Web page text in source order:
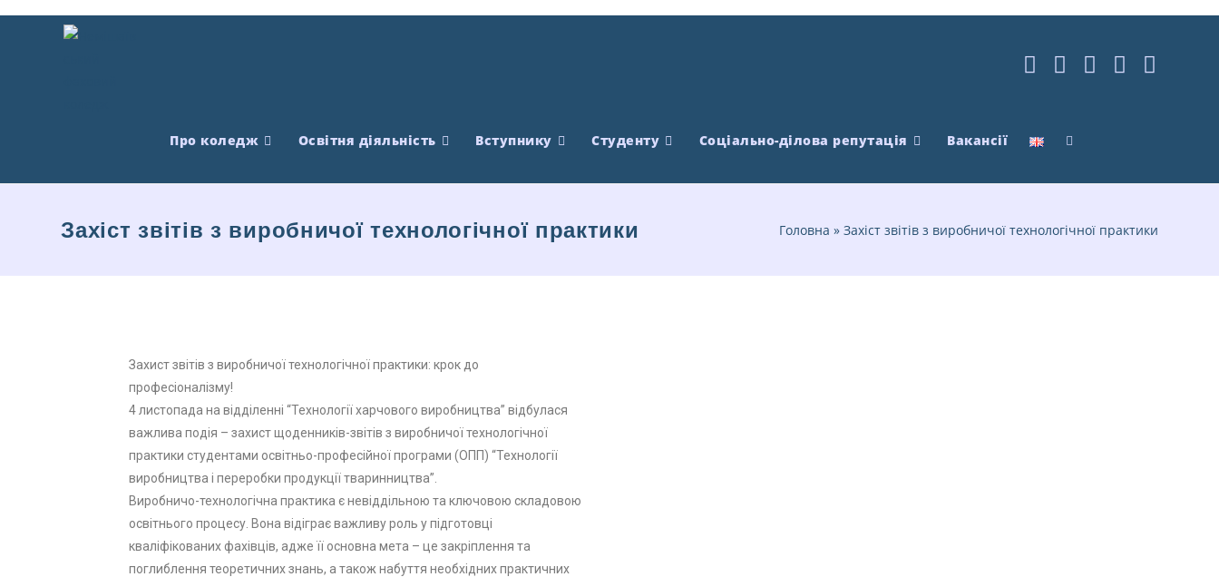
Про коледж Освітня діяльність Вступнику Студенту Соціально-ділова репутація Вакансії
Захіст звітів з виробничої технологічної практики Головна » Захіст звітів з виробничої технологічної практики
Захист звітів з виробничої технологічної практики: крок до
професіоналізму!
4 листопада на відділенні “Технології харчового виробництва” відбулася
важлива подія – захист щоденників-звітів з виробничої технологічної
практики студентами освітньо-професійної програми (ОПП) “Технології
виробництва і переробки продукції тваринництва”.
Виробничо-технологічна практика є невіддільною та ключовою складовою
освітнього процесу. Вона відіграє важливу роль у підготовці
кваліфікованих фахівців, адже її основна мета – це закріплення та
поглиблення теоретичних знань, а також набуття необхідних практичних